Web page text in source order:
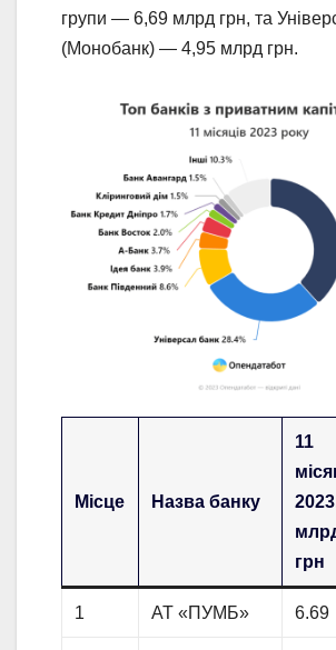
групи — 6,69 млрд грн, та
(Монобанк) — 4,95 млрд грн.
Місце Назва банку
11
грн
1 АТ «ПУМБ» 6.69